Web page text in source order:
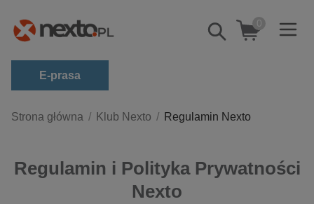
Pokaż/schowaj
wyszukiwarkę
0
E-prasa
budownictwo, aranżacja wnętrz
biznesowe, branżowe, gospodarka
Strona główna Klub Nexto Regulamin Nexto
Regulamin i Polityka Prywatności
Nexto